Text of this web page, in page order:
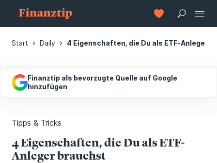
Start Daily 4 Eigenschaften, die Du als ETF-Anleger
Finanztip als bevorzugte Quelle auf Google
hinzufügen
Tipps & Tricks
4 Eigenschaften, die Du als ETF-
Anleger brauchst